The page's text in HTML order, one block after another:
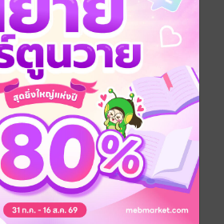
ป็นคนละคน
กูลหลัวที่มีหลานสาวที่ดีถึงเพียงนี้
พิณหมากกลอนล้วนเป็นเลิศ
ะดับองค์ชายและท่านแม่ทัพทั้งหลาย
มเยือนถึงจวนอยู่เป็นประจำ
ท่าทีเย็นชาเป็นอย่างมาก
ลยว่า บางครั้งบางครา ดวงตาที่สงบ
องที่ร้อนระอุราวกับเปลวไฟออกมา
าเพื่อกอบกู้หรือทำลายล้าง? เพื่อเสีย
ด?
ที่รู้"